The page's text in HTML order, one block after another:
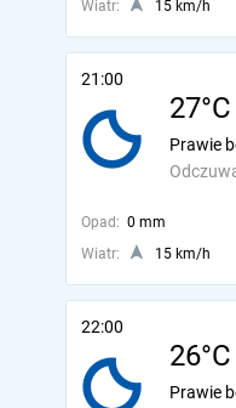
Wiatr: 15 km/h
21:00
27°C
Prawie
Opad: 0 mm
Wiatr:
15 km/h
22:00
26°C
Prawie